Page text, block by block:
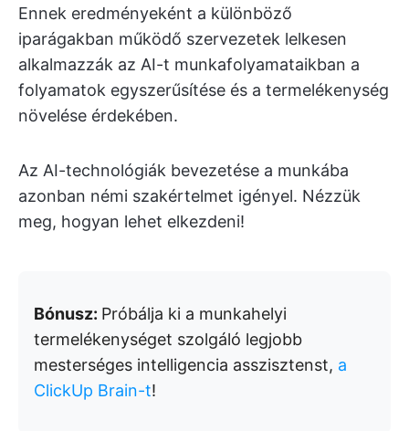
Ennek eredményeként a különböző
iparágakban működő szervezetek lelkesen
alkalmazzák az AI-t munkafolyamataikban a
folyamatok egyszerűsítése és a termelékenység
növelése érdekében.
Az AI-technológiák bevezetése a munkába
azonban némi szakértelmet igényel. Nézzük
meg, hogyan lehet elkezdeni!
Bónusz: Próbálja ki a munkahelyi
termelékenységet szolgáló legjobb
mesterséges intelligencia asszisztenst, a
ClickUp Brain-t!